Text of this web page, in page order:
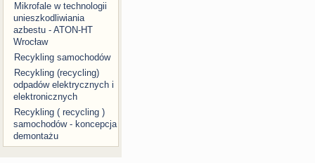
Mikrofale w technologii
unieszkodliwiania
azbestu - ATON-HT
Wrocław
Recykling samochodów
Recykling (recycling)
odpadów elektrycznych i
elektronicznych
Recykling ( recycling )
samochodów - koncepcja
demontażu